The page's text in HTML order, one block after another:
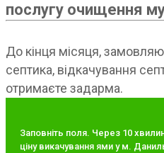
послугу очищення
До кінця місяця,
септика, відкачування
отримаєте задарма.
Заповніть поля. Через 10
ціну викачування ями у м.